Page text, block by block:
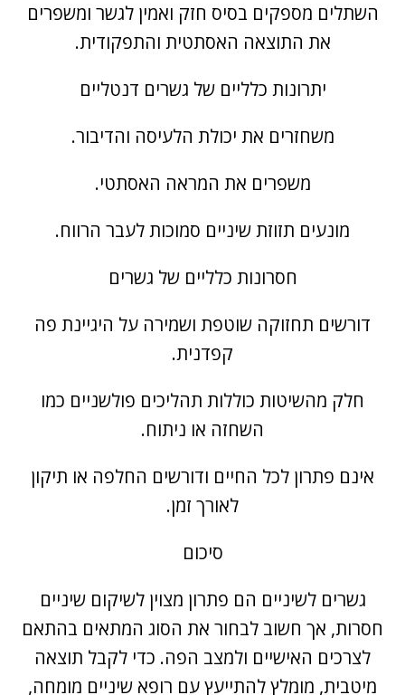
השתלים מספקים בסיס חזק ואמין לגשר ומשפרים
את התוצאה האסתטית והתפקודית.
יתרונות כלליים של גשרים דנטליים
משחזרים את יכולת הלעיסה והדיבור.
משפרים את המראה האסתטי.
מונעים תזוזת שיניים סמוכות לעבר הרווח.
חסרונות כלליים של גשרים
דורשים תחזוקה שוטפת ושמירה על היגיינת פה
קפדנית.
חלק מהשיטות כוללות תהליכים פולשניים כמו
השחזה או ניתוח.
אינם פתרון לכל החיים ודורשים החלפה או תיקון
לאורך זמן.
סיכום
גשרים לשיניים הם פתרון מצוין לשיקום שיניים
חסרות, אך חשוב לבחור את הסוג המתאים בהתאם
לצרכים האישיים ולמצב הפה. כדי לקבל תוצאה
מיטבית, מומלץ להתייעץ עם רופא שיניים מומחה,